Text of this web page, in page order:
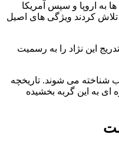
به اروپا و سپس آمریکا
کردند ویژگی‌ های اصیل
این نژاد را به رسمیت
شناخته می‌ شوند. تاریخچه
به این گربه بخشیده